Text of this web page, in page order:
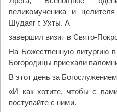
великомученика и
Шудаяг г. Ухты. А
завершил визит в Свято-
На Божественную литургию
Богородицы приехали
В этот день за
«И как хотите, чтобы с
поступайте с ними.